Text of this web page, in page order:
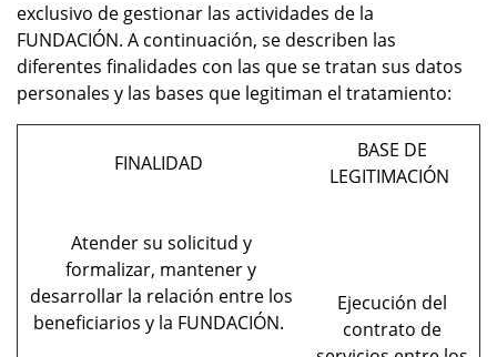
exclusivo de gestionar las actividades de la
FUNDACIÓN. A continuación, se describen las
diferentes finalidades con las que se tratan sus datos
personales y las bases que legitiman el tratamiento:
FINALIDAD
BASE DE
LEGITIMACIÓN
Atender su solicitud y
formalizar, mantener y
desarrollar la relación entre los
beneficiarios y la FUNDACIÓN.
Ejecución del
contrato de